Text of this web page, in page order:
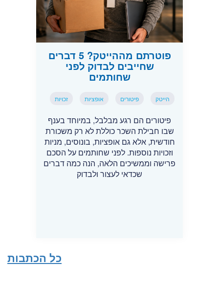
פוטרתם מההייטק? 5 דברים
שחייבים לבדוק לפני
שחותמים
הייטק פיטורים אופציות זכויות
פיטורים הם רגע מבלבל, במיוחד בענף
שבו חבילת השכר כוללת לא רק משכורת
חודשית, אלא גם אופציות, בונוסים, מניות
וזכויות נוספות. לפני שחותמים על הסכם
פרישה וממשיכים הלאה, הנה כמה דברים
שכדאי לעצור ולבדוק
כל הכתבות